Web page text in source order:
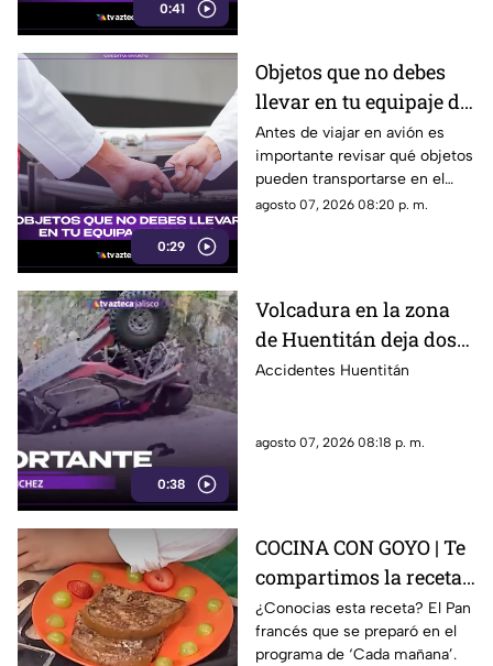
0:41
0:29
Objetos que no debes
llevar en tu equipaje de
mano y podrían
quitarte en el
aeropuerto
Antes de viajar en avión es
importante revisar qué objetos
pueden transportarse en el
equipaje de mano, ya que
agosto 07, 2026 08:20 p. m.
0:38
Volcadura en la zona
de Huentitán deja dos
personas heridas
Accidentes Huentitán
agosto 07, 2026 08:18 p. m.
COCINA CON GOYO | Te
compartimos la receta
de un delicioso pan
francés
¿Conocias esta receta? El Pan
francés que se preparó en el
programa de ‘Cada mañana’.